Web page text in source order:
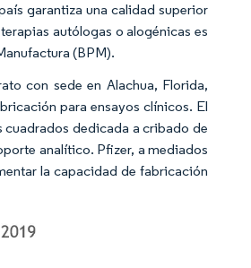
garantiza una calidad superior
autólogas o alogénicas es
(BPM).
con sede en Alachua, Florida,
para ensayos clínicos. El
cuadrados dedicada a cribado de
analítico. Pfizer, a mediados
la capacidad de fabricación